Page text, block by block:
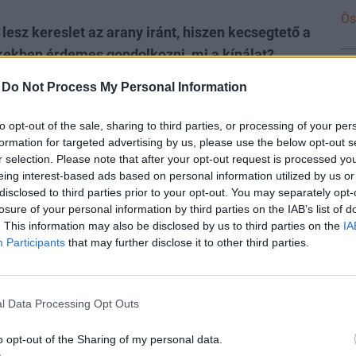
Do Not Process My Personal Information
opt-out of the sale, sharing to third parties, or processing of your
for targeted advertising by us, please use the below opt-out
selection. Please note that after your opt-out request is processed
interest-based ads based on personal information utilized by us
to third parties prior to your opt-out. You may separately
of your personal information by third parties on the IAB’s list of
This information may also be disclosed by us to third parties on the
Participants that may further disclose it to other third parties.
Data Processing Opt Outs
opt-out of the Sharing of my personal data.
kereslet az arany iránt, hiszen kecsegtető a
érdemes gondolkozni, mi a kínálat?
sőt azt gondolom, hogy a nyári, kicsit talán
erős hetek a keresletben. A kisbefektetők az
újból elindul fölfelé, azonnal elkezdenek
egyrészt a befektetési arany piacára olyan
voltak a kínálatban. Eddig például nem
befektetési aranyat jellemzően grammban
megvásárolni. A legkisebb aranylapocskák 1-2
egészen a 100 grammos tömbökig. 2,5
most viszont már elérhető ebben a méretben
tízszer egygrammos kivitelben vásárolnak 10
egygrammos befektetési lapkákat kapnak a
szeretik és keresik ezt a típusú megtakarítást.